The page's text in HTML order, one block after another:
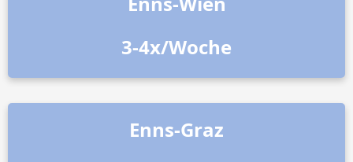
3-4x/Woche
Enns-Graz